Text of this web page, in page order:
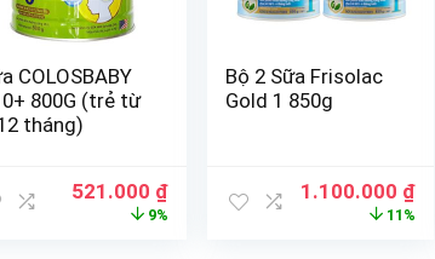
COLOSBABY
0+ 800G (trẻ từ
tháng)
521.000 ₫
9%
Bộ 2 Sữa Frisolac
Gold 1 850g
1.100.000 ₫
11%